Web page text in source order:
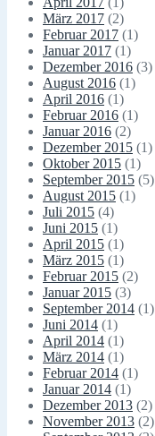
März 2017 (2)
Februar 2017 (1)
Januar 2017 (1)
Dezember 2016 (3)
August 2016 (1)
April 2016 (1)
Februar 2016 (1)
Januar 2016 (2)
Dezember 2015 (1)
Oktober 2015 (1)
September 2015 (5)
August 2015 (1)
Juli 2015 (4)
Juni 2015 (1)
April 2015 (1)
März 2015 (1)
Februar 2015 (2)
Januar 2015 (3)
September 2014 (1)
Juni 2014 (1)
April 2014 (1)
März 2014 (1)
Februar 2014 (1)
Januar 2014 (1)
Dezember 2013 (2)
November 2013 (2)